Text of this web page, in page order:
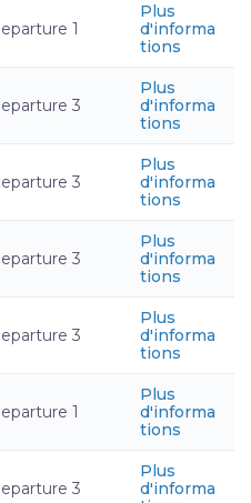
1
Plus
d'informa
tions
3
Plus
d'informa
tions
3
Plus
d'informa
tions
3
Plus
d'informa
tions
3
Plus
d'informa
tions
1
Plus
d'informa
tions
3
Plus
d'informa